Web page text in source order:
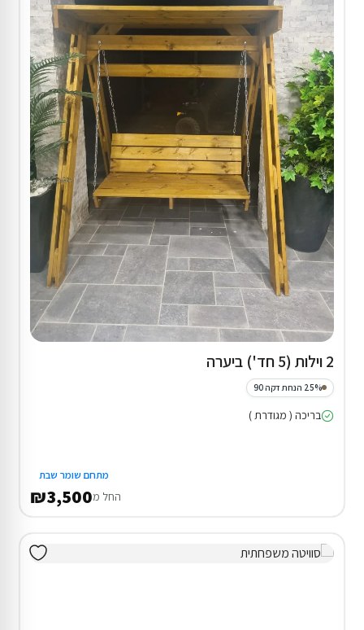
2 וילות (5 חד') ביערה
25% הנחת דקה 90
בריכה ( מגודרת )
מתחם שומר שבת
החל מ₪3,500